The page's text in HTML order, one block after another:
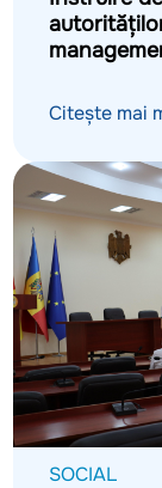
Citește mai
SOCIAL